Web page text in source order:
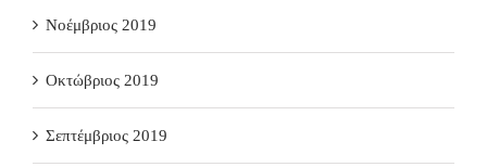
Νοέμβριος 2019
Οκτώβριος 2019
Σεπτέμβριος 2019